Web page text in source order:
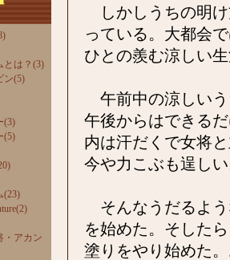
とは？(3)
ン(5)
(3)
(5)
(23)
・アカン
しかしうちの明
っている。大都会
ひとの羨む涼しい
午前中の涼しいう
午後からはできる
内は汗だくで女将
今や力こぶも逞し
そんなうだるよう
を始めた。そした
塗りをやり始めた